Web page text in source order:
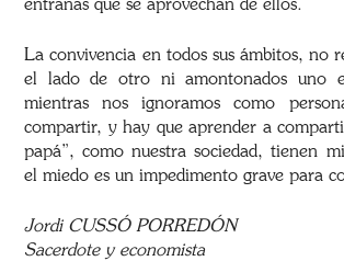
entrañas que se aprovechan de ellos.
La convivencia en todos sus ámbitos, no
el lado de otro ni amontonados uno
mientras nos ignoramos como
compartir, y hay que aprender a
papá”, como nuestra sociedad, tienen
el miedo es un impedimento grave para
Jordi CUSSÓ PORREDÓN
Sacerdote y economista